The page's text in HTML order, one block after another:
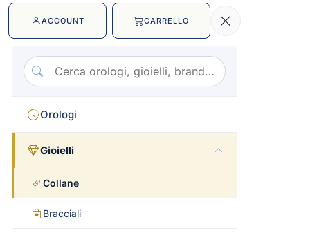
ACCOUNT CARRELLO
Orologi
Gioielli
Collane
Bracciali